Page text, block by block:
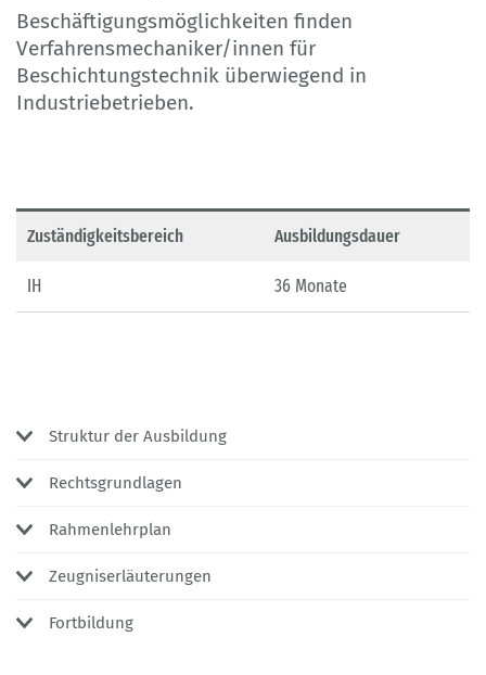
Beschäftigungsmöglichkeiten finden
Verfahrensmechaniker/innen für
Beschichtungstechnik überwiegend in
Industriebetrieben.
Zuständigkeitsbereich Ausbildungsdauer
IH 36 Monate
Struktur der Ausbildung
Rechtsgrundlagen
Rahmenlehrplan
Zeugniserläuterungen
Fortbildung